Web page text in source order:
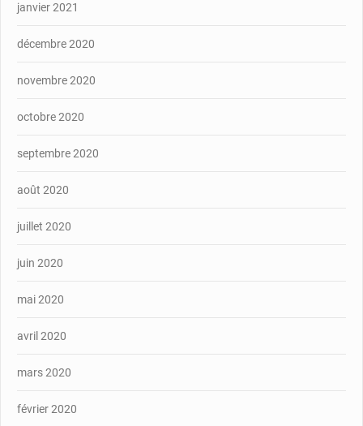
janvier 2021
décembre 2020
novembre 2020
octobre 2020
septembre 2020
août 2020
juillet 2020
juin 2020
mai 2020
avril 2020
mars 2020
février 2020